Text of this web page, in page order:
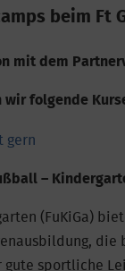
beim Ft
mit dem
folgende
–
(FuKiGa)
die
gute sportliche